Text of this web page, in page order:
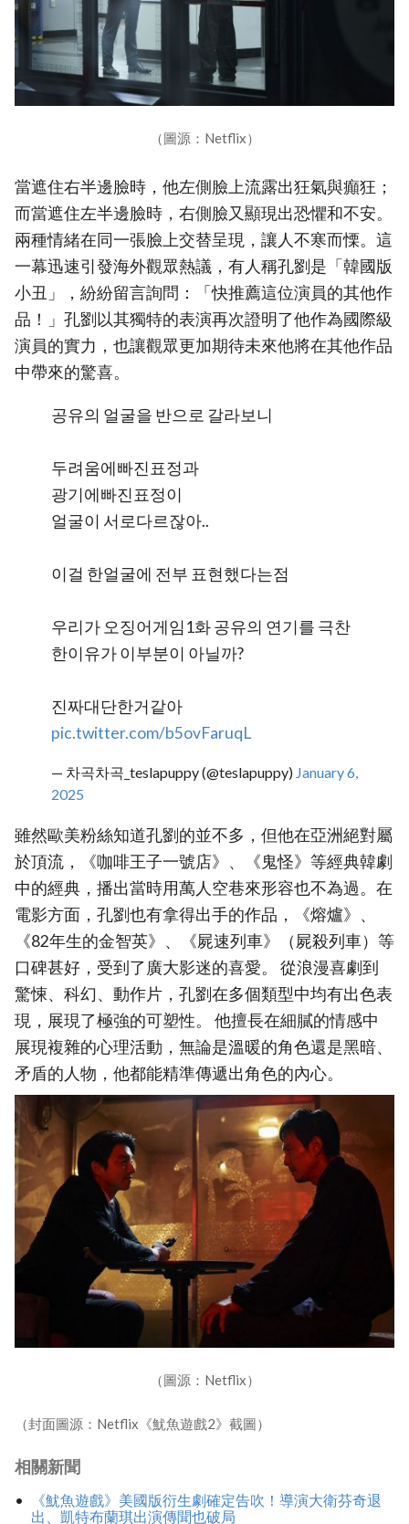
（圖源：Netflix）
當遮住右半邊臉時，他左側臉上流露出狂氣與癲狂；
而當遮住左半邊臉時，右側臉又顯現出恐懼和不安。
兩種情緒在同一張臉上交替呈現，讓人不寒而慄。這
一幕迅速引發海外觀眾熱議，有人稱孔劉是「韓國版
小丑」，紛紛留言詢問：「快推薦這位演員的其他作
品！」孔劉以其獨特的表演再次證明了他作為國際級
演員的實力，也讓觀眾更加期待未來他將在其他作品
中帶來的驚喜。
공유의 얼굴을 반으로 갈라보니
두려움에빠진표정과
광기에빠진표정이
얼굴이 서로다르잖아..
이걸 한얼굴에 전부 표현했다는점
우리가 오징어게임1화 공유의 연기를 극찬
한이유가 이부분이 아닐까?
진짜대단한거같아
pic.twitter.com/b5ovFaruqL
— 차곡차곡_teslapuppy (@teslapuppy) January 6,
2025
雖然歐美粉絲知道孔劉的並不多，但他在亞洲絕對屬
於頂流，《咖啡王子一號店》、《鬼怪》等經典韓劇
中的經典，播出當時用萬人空巷來形容也不為過。在
電影方面，孔劉也有拿得出手的作品，《熔爐》、
《82年生的金智英》、《屍速列車》（屍殺列車）等
口碑甚好，受到了廣大影迷的喜愛。 從浪漫喜劇到
驚悚、科幻、動作片，孔劉在多個類型中均有出色表
現，展現了極強的可塑性。 他擅長在細膩的情感中
展現複雜的心理活動，無論是溫暖的角色還是黑暗、
矛盾的人物，他都能精準傳遞出角色的內心。
（圖源：Netflix）
（封面圖源：Netflix《魷魚遊戲2》截圖）
相關新聞
《魷魚遊戲》美國版衍生劇確定告吹！導演大衛芬奇退
出、凱特布蘭琪出演傳聞也破局